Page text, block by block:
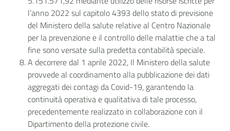
l’anno 2022 sul capitolo 4393 dello stato di previsione
del Ministero della salute relative al Centro Nazionale
per la prevenzione e il controllo delle malattie che a tal
fine sono versate sulla predetta contabilità speciale.
A decorrere dal 1 aprile 2022, Il Ministero della salute
provvede al coordinamento alla pubblicazione dei dati
aggregati dei contagi da Covid-19, garantendo la
continuità operativa e qualitativa di tale processo,
precedentemente realizzato in collaborazione con il
Dipartimento della protezione civile.